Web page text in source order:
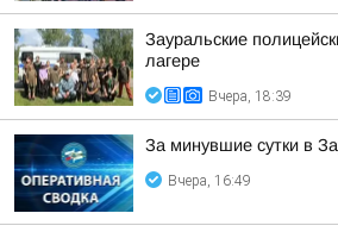
Зауральские
лагере
Вчера, 18:39
За минувшие сутки в
Вчера, 16:49